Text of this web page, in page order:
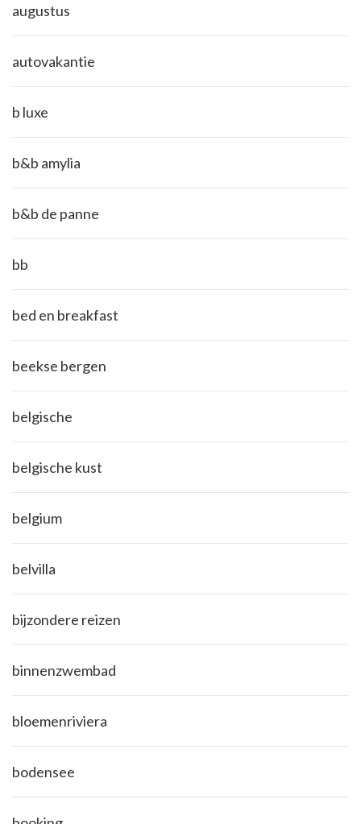
augustus
autovakantie
b luxe
b&b amylia
b&b de panne
bb
bed en breakfast
beekse bergen
belgische
belgische kust
belgium
belvilla
bijzondere reizen
binnenzwembad
bloemenriviera
bodensee